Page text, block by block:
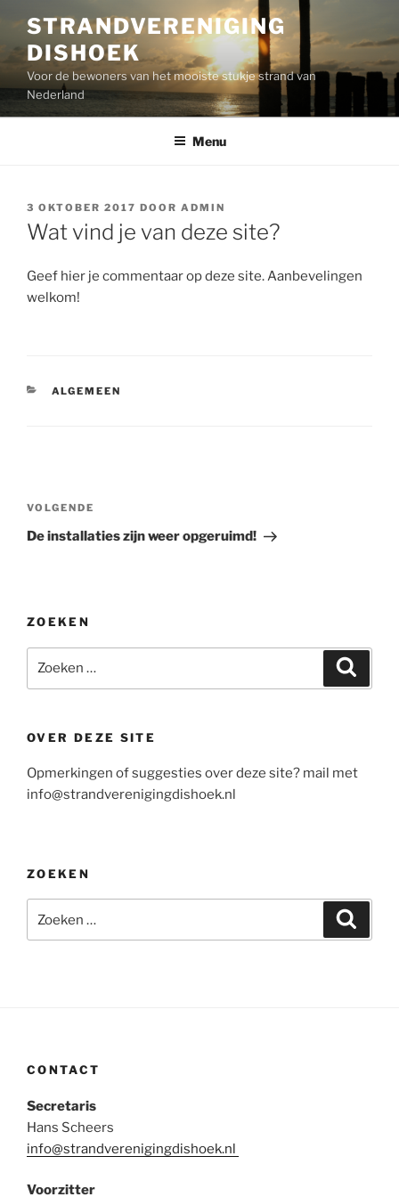
de
inhoud
STRANDVERENIGING
DISHOEK
Voor de bewoners van het mooiste stukje strand van
Nederland
Menu
GEPLAATST
OP
3 OKTOBER 2017 DOOR ADMIN
Wat vind je van deze site?
Geef hier je commentaar op deze site. Aanbevelingen
welkom!
CATEGORIEËN
ALGEMEEN
navigatie
Volgend
bericht
VOLGENDE
De installaties zijn weer opgeruimd!
ZOEKEN
naar:
OVER DEZE SITE
Opmerkingen of suggesties over deze site? mail met
info@strandverenigingdishoek.nl
ZOEKEN
naar:
CONTACT
Secretaris
Hans Scheers
info@strandverenigingdishoek.nl
Voorzitter